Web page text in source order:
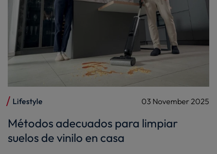
Lifestyle 03 November 2025
Métodos adecuados para limpiar
suelos de vinilo en casa